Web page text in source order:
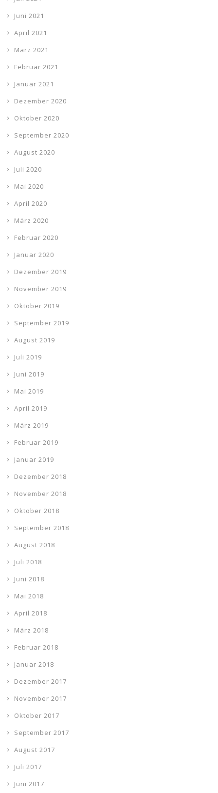
Juni 2021
April 2021
März 2021
Februar 2021
Januar 2021
Dezember 2020
Oktober 2020
September 2020
August 2020
Juli 2020
Mai 2020
April 2020
März 2020
Februar 2020
Januar 2020
Dezember 2019
November 2019
Oktober 2019
September 2019
August 2019
Juli 2019
Juni 2019
Mai 2019
April 2019
März 2019
Februar 2019
Januar 2019
Dezember 2018
November 2018
Oktober 2018
September 2018
August 2018
Juli 2018
Juni 2018
Mai 2018
April 2018
März 2018
Februar 2018
Januar 2018
Dezember 2017
November 2017
Oktober 2017
September 2017
August 2017
Juli 2017
Juni 2017